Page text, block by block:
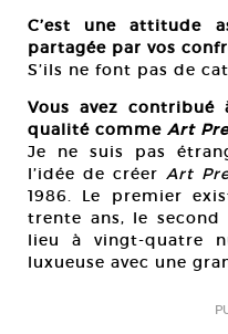
C’est une attitude
partagée par vos
S’ils ne font pas de
Vous avez
qualité comme Art
Je ne suis pas
l’idée de créer Art
1986. Le premier
trente ans, le
lieu à vingt-quatre
luxueuse avec une